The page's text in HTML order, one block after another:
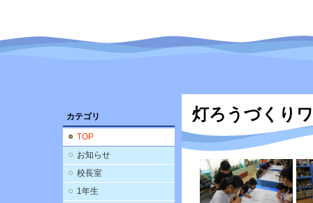
カテゴリ
TOP
お知らせ
校長室
1年生
灯ろうづくり